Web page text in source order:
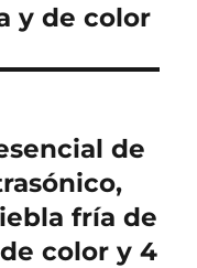
y de color
de
fría de
color y 4